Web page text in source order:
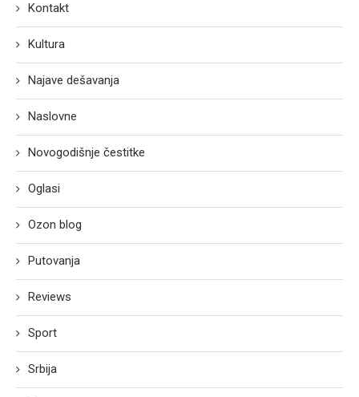
Kontakt
Kultura
Najave dešavanja
Naslovne
Novogodišnje čestitke
Oglasi
Ozon blog
Putovanja
Reviews
Sport
Srbija